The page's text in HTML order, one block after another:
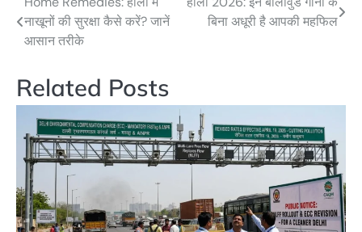
Post
navigation
नाखूनों की सुरक्षा कैसे करें? जानें
आसान तरीके
बिना अधूरी है आपकी महफिल
Related Posts